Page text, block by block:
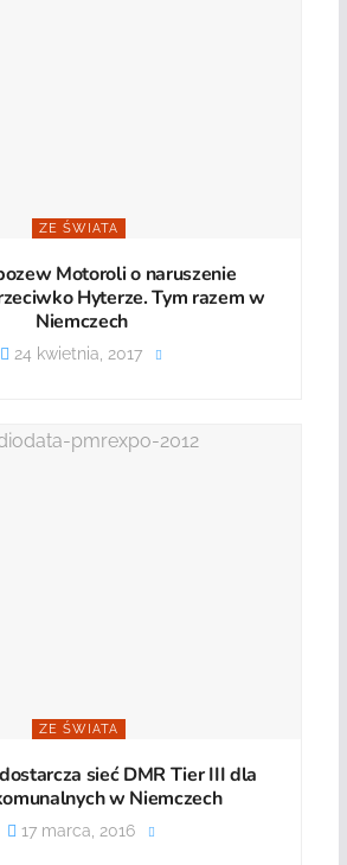
ZE ŚWIATA
Motoroli o naruszenie
Hyterze. Tym razem w
Niemczech
24 kwietnia, 2017
ZE ŚWIATA
sieć DMR Tier III dla
w Niemczech
17 marca, 2016